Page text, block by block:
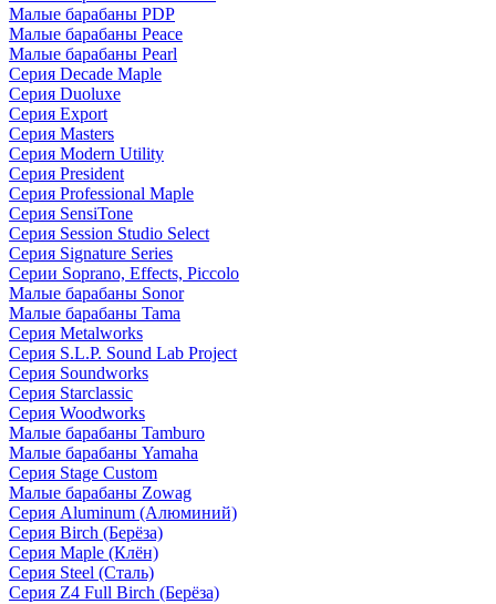
Малые барабаны PDP
Малые барабаны Peace
Малые барабаны Pearl
Серия Decade Maple
Серия Duoluxe
Серия Export
Серия Masters
Серия Modern Utility
Серия President
Серия Professional Maple
Серия SensiTone
Серия Session Studio Select
Серия Signature Series
Серии Soprano, Effects, Piccolo
Малые барабаны Sonor
Малые барабаны Tama
Серия Metalworks
Серия S.L.P. Sound Lab Project
Серия Soundworks
Серия Starclassic
Серия Woodworks
Малые барабаны Tamburo
Малые барабаны Yamaha
Серия Stage Custom
Малые барабаны Zowag
Серия Aluminum (Алюминий)
Серия Birch (Берёза)
Серия Maple (Клён)
Серия Steel (Сталь)
Серия Z4 Full Birch (Берёза)